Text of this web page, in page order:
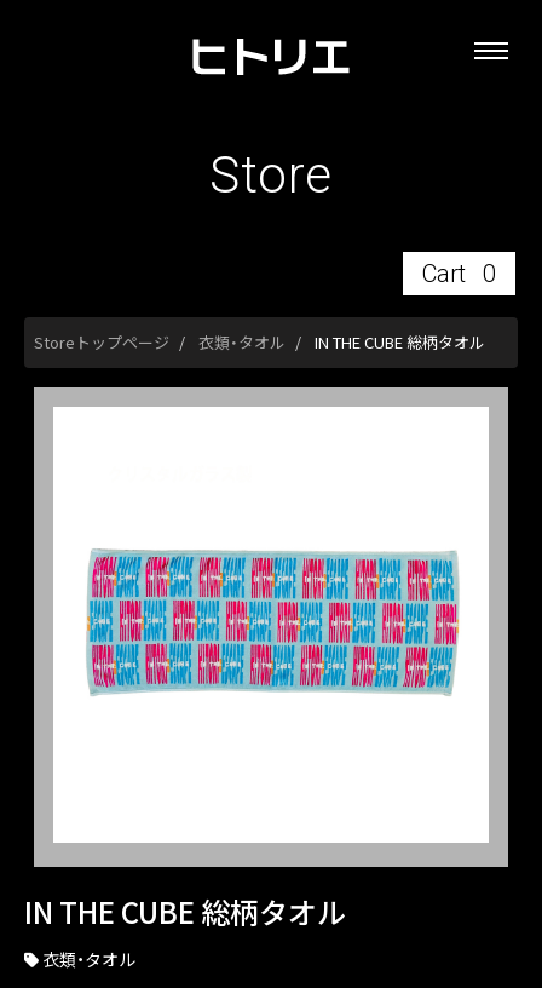
Store
Cart 0
Storeトップページ 衣類・タオル IN THE CUBE 総柄タオル
IN THE CUBE 総柄タオル
衣類・タオル